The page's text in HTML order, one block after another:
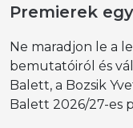
Premierek
Ne maradjon le a
bemutatóiról és
Balett, a Bozsik
Balett 2026/27-es